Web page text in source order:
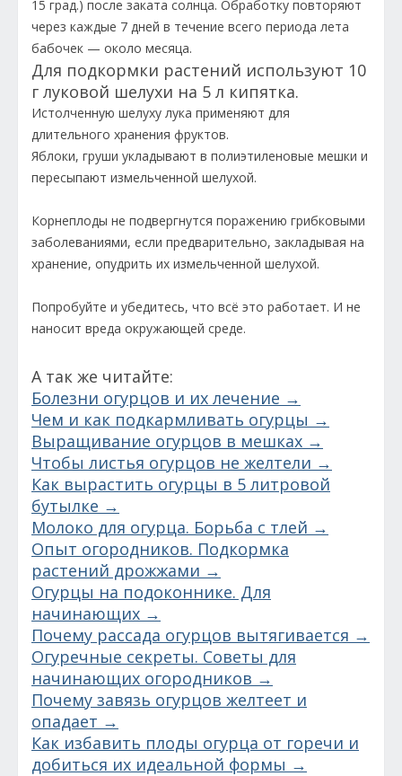
15 град.) после заката солнца. Обработку повторяют
через каждые 7 дней в течение всего периода лета
бабочек — около месяца.
Для подкормки растений используют 10
г луковой шелухи на 5 л кипятка.
Истолченную шелуху лука применяют для
длительного хранения фруктов.
Яблоки, груши укладывают в полиэтиленовые мешки и
пересыпают измельченной шелухой.
Корнеплоды не подвергнутся поражению грибковыми
заболеваниями, если предварительно, закладывая на
хранение, опудрить их измельченной шелухой.
Попробуйте и убедитесь, что всё это работает. И не
наносит вреда окружающей среде.
А так же читайте:
Болезни огурцов и их лечение →
Чем и как подкармливать огурцы →
Выращивание огурцов в мешках →
Чтобы листья огурцов не желтели →
Как вырастить огурцы в 5 литровой
бутылке →
Молоко для огурца. Борьба с тлей →
Опыт огородников. Подкормка
растений дрожжами →
Огурцы на подоконнике. Для
начинающих →
Почему рассада огурцов вытягивается →
Огуречные секреты. Советы для
начинающих огородников →
Почему завязь огурцов желтеет и
опадает →
Как избавить плоды огурца от горечи и
добиться их идеальной формы →